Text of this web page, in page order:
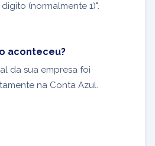
(normalmente 1)".
aconteceu?
da sua empresa foi
na Conta Azul.